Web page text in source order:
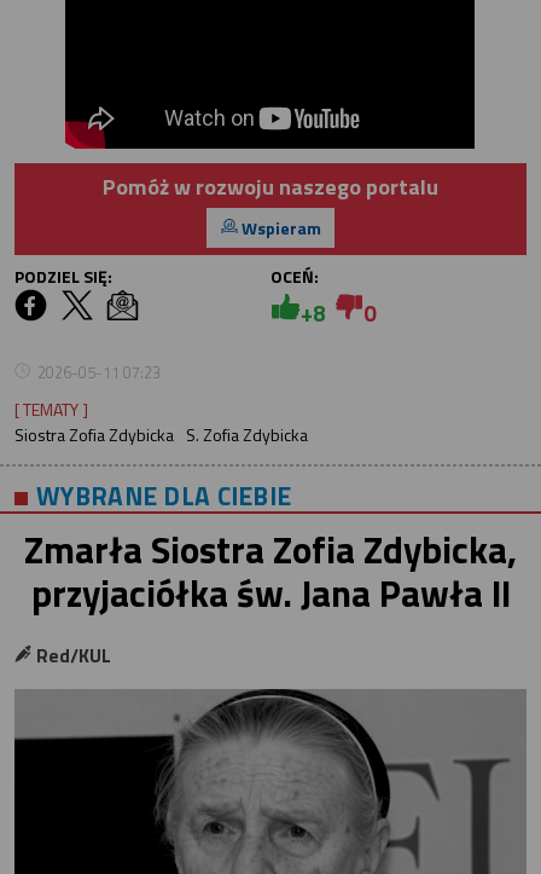
Pomóż w rozwoju naszego portalu
Wspieram
PODZIEL SIĘ:
OCEŃ:
+8 0
2026-05-11 07:23
[ TEMATY ]
Siostra Zofia Zdybicka S. Zofia Zdybicka
WYBRANE DLA CIEBIE
Zmarła Siostra Zofia Zdybicka,
przyjaciółka św. Jana Pawła II
Red/KUL